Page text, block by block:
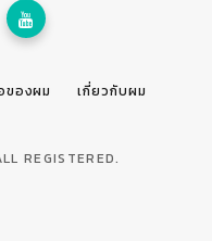
ของผม เกี่ยวกับผม
REGISTERED.